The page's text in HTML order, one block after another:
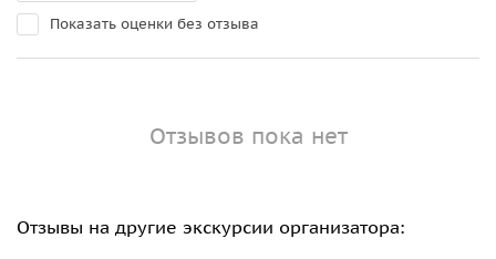
Показать оценки без отзыва
Отзывов пока нет
Отзывы на другие экскурсии организатора: